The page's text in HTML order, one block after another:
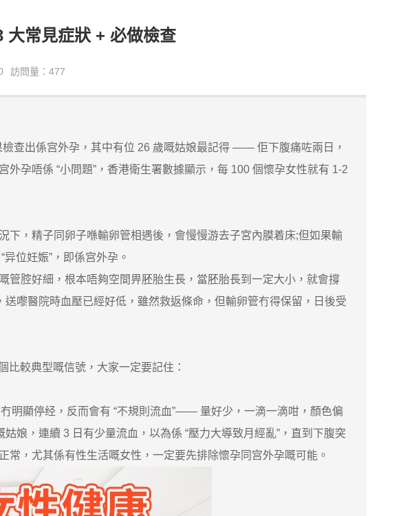
大常見症狀 + 必做檢查
訪問量：477
查出係宫外孕，其中有位 26 歲嘅姑娘最記得 —— 佢下腹痛咗兩日，
孕唔係 “小問題”，香港衛生署數據顯示，每 100 個懷孕女性就有 1-2
，精子同卵子喺輸卵管相遇後，會慢慢游去子宮內膜着床;但如果輸
位妊娠”，即係宫外孕。
腔好細，根本唔夠空間畀胚胎生長，當胚胎長到一定大小，就會撐
嚟醫院時血壓已經好低，雖然救返條命，但輸卵管冇得保留，日後受
較典型嘅信號，大家一定要記住：
顯停经，反而會有 “不規則流血”—— 量好少，一滴一滴咁，顏色偏
娘，連續 3 日有少量流血，以為係 “壓力大導致月經亂”，直到下腹突
，尤其係有性生活嘅女性，一定要先排除懷孕同宫外孕嘅可能。